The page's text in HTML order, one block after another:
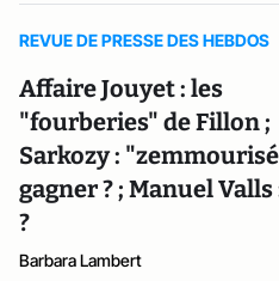
REVUE DE PRESSE DES HEBDOS
Affaire Jouyet : les
"fourberies" de Fillon ;
Sarkozy :
gagner ? ; Manuel
?
Barbara Lambert